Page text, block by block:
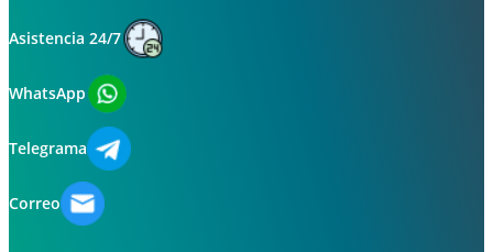
Asistencia 24/7
WhatsApp
Telegrama
Correo